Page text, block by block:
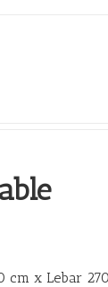
cm x Lebar